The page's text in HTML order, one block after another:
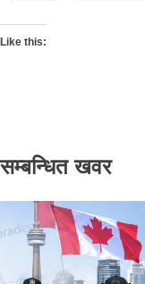
Like this:
सम्बन्धित खवर